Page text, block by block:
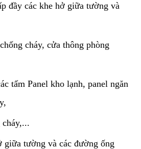
đầy các khe hở giữa tường và
cháy, cửa thông phòng
tấm Panel kho lạnh, panel ngăn
cháy,...
tường và các đường ống